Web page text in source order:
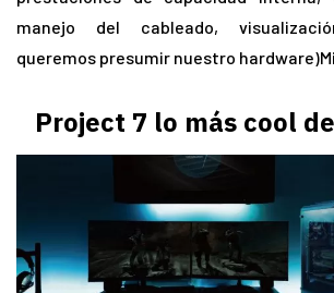
manejo del cableado,
queremos presumir nuestro
Project 7 lo más cool